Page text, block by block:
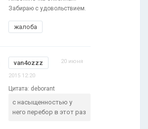
Забираю с удовольствием.
жалоба
van4ozzz 20 июня
2015 12:20
Цитата: deborant
с насыщенностью у
него перебор в этот раз